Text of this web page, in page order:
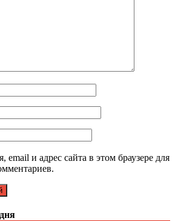
email и адрес сайта в этом браузере для